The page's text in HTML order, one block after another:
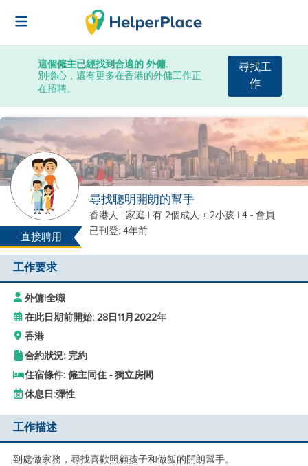
這個僱主已經找到合適的 外傭.
別擔心，還有更多在香港的外傭工作正
在招聘。
尋找工
作
直接聘用
尋找聰明開朗的幫手
香港人 | 家庭 | 有 2個成人 + 2小孩 | 4 - 會員
已刊登: 4年前
工作要求
外傭|全職
在此日期前開始: 28日11月2022年
香港
合約狀況: 完約
住宿條件: 僱主同住 - 獨立房間
休息日:彈性
工作描述
到處做家務，尋找喜歡照顧孩子和做飯的開朗幫手。